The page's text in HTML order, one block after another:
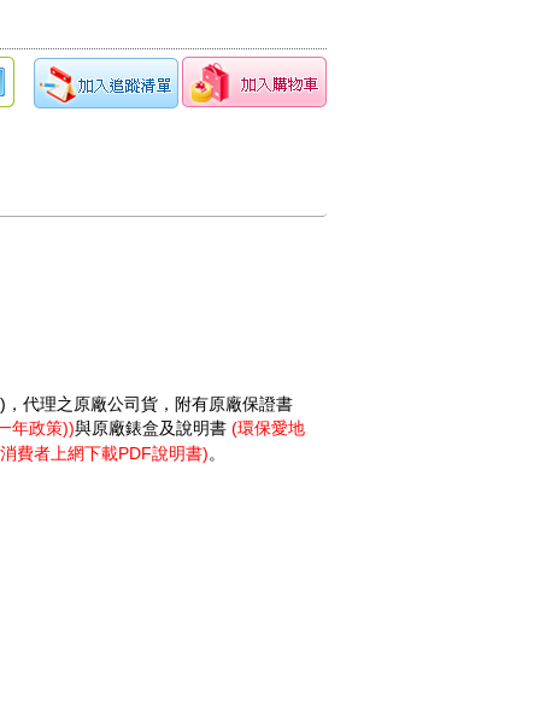
) ，代理之原廠公司貨，附有原廠保證書
年政策))與原廠錶盒及說明書 (環保愛地
費者上網下載PDF說明書)。